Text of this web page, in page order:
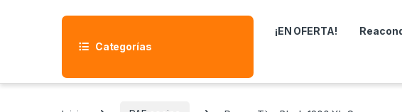
Categorías
¡EN OFERTA!